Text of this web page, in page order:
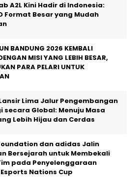
A2L Kini Hadir di Indonesia:
Format Besar yang Mudah
BANDUNG 2026 KEMBALI
MISI YANG LEBIH BESAR,
PARA PELARI UNTUK
Lima Jalur Pengembangan
secara Global: Menuju Masa
Lebih Hijau dan Cerdas
dan adidas Jalin
Bersejarah untuk Membekali
pada Penyelenggaraan
Nations Cup